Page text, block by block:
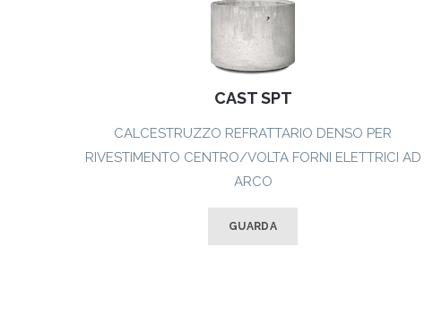
CAST SPT
CALCESTRUZZO REFRATTARIO DENSO PER
RIVESTIMENTO CENTRO/VOLTA FORNI ELETTRICI AD
ARCO
GUARDA